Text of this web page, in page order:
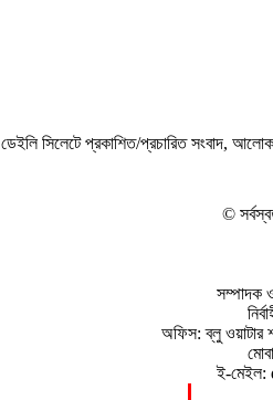
ডেইলি সিলেটে প্রকাশিত/প্রচারিত সংবাদ,
©
সম্পাদক
অফিস: ব্লু ওয়াটার
ই-